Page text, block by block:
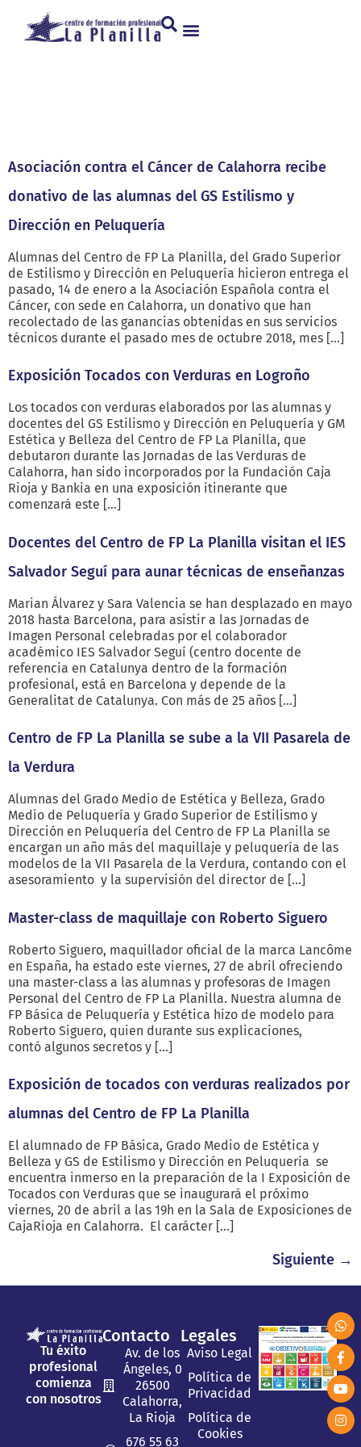
Asociación contra el Cáncer de Calahorra recibe
donativo de las alumnas del GS Estilismo y
Dirección en Peluquería
Alumnas del Centro de FP La Planilla, del Grado Superior
de Estilismo y Dirección en Peluquería hicieron entrega el
pasado, 14 de enero a la Asociación Española contra el
Cáncer, con sede en Calahorra, un donativo que han
recolectado de las ganancias obtenidas en sus servicios
técnicos durante el pasado mes de octubre 2018, mes […]
Exposición Tocados con Verduras en Logroño
Los tocados con verduras elaborados por las alumnas y
docentes del GS Estilismo y Dirección en Peluquería y GM
Estética y Belleza del Centro de FP La Planilla, que
debutaron durante las Jornadas de las Verduras de
Calahorra, han sido incorporados por la Fundación Caja
Rioja y Bankia en una exposición itinerante que
comenzará este […]
Docentes del Centro de FP La Planilla visitan el IES
Salvador Seguí para aunar técnicas de enseñanzas
Marian Álvarez y Sara Valencia se han desplazado en mayo
2018 hasta Barcelona, para asistir a las Jornadas de
Imagen Personal celebradas por el colaborador
académico IES Salvador Seguí (centro docente de
referencia en Catalunya dentro de la formación
profesional, está en Barcelona y depende de la
Generalitat de Catalunya. Con más de 25 años […]
Centro de FP La Planilla se sube a la VII Pasarela de
la Verdura
Alumnas del Grado Medio de Estética y Belleza, Grado
Medio de Peluquería y Grado Superior de Estilismo y
Dirección en Peluquería del Centro de FP La Planilla se
encargan un año más del maquillaje y peluquería de las
modelos de la VII Pasarela de la Verdura, contando con el
asesoramiento y la supervisión del director de […]
Master-class de maquillaje con Roberto Siguero
Roberto Siguero, maquillador oficial de la marca Lancôme
en España, ha estado este viernes, 27 de abril ofreciendo
una master-class a las alumnas y profesoras de Imagen
Personal del Centro de FP La Planilla. Nuestra alumna de
FP Básica de Peluquería y Estética hizo de modelo para
Roberto Siguero, quien durante sus explicaciones,
contó algunos secretos y […]
Exposición de tocados con verduras realizados por
alumnas del Centro de FP La Planilla
El alumnado de FP Básica, Grado Medio de Estética y
Belleza y GS de Estilismo y Dirección en Peluquería se
encuentra inmerso en la preparación de la I Exposición de
Tocados con Verduras que se inaugurará el próximo
viernes, 20 de abril a las 19h en la Sala de Exposiciones de
CajaRioja en Calahorra. El carácter […]
Siguiente →
Tu éxito
profesional
comienza
con nosotros
Contacto
Av. de los
Ángeles, 0
26500
Calahorra,
La Rioja
676 55 63
Legales
Aviso Legal
Política de
Privacidad
Política de
Cookies